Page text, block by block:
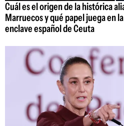
Cuál es el origen de la histórica
Marruecos y qué papel juega en
enclave español de Ceuta